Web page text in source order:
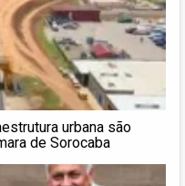
urbana são
de Sorocaba